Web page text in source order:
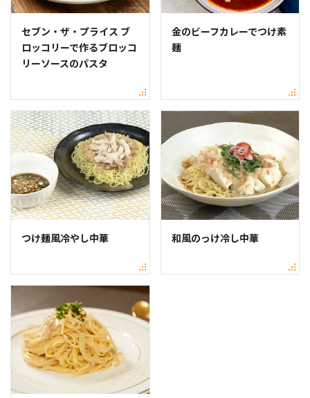
セブン・ザ・プライス ブ
ロッコリーで作るブロッコ
リーソースのパスタ
金のビーフカレーでつけ素
麺
つけ麺風冷やし中華 和風のっけ冷し中華